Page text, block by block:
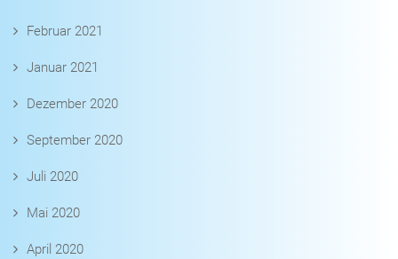
Februar 2021
Januar 2021
Dezember 2020
September 2020
Juli 2020
Mai 2020
April 2020